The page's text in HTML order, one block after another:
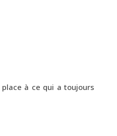
à ce qui a toujours